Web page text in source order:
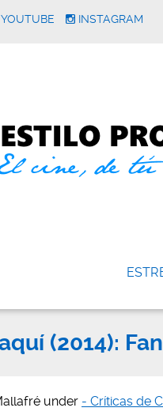
YOUTUBE INSTAGRAM
(2014):
under - Críticas de